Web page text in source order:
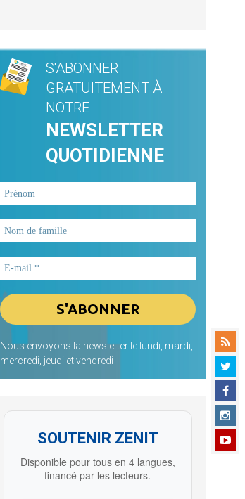
S'ABONNER
GRATUITEMENT À
NOTRE
NEWSLETTER
QUOTIDIENNE
Nous envoyons la newsletter le lundi, mardi,
mercredi, jeudi et vendredi
SOUTENIR ZENIT
Disponible pour tous en 4 langues,
financé par les lecteurs.